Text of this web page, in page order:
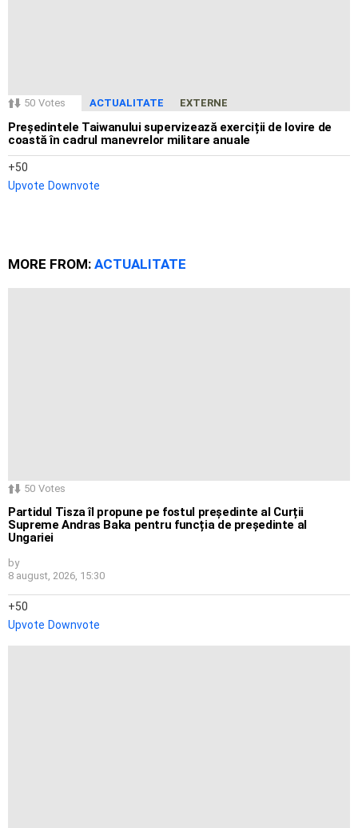
50 Votes ACTUALITATE EXTERNE
Președintele Taiwanului supervizează exerciții de lovire de
coastă în cadrul manevrelor militare anuale
50
Upvote Downvote
MORE FROM: ACTUALITATE
50 Votes
Partidul Tisza îl propune pe fostul președinte al Curții
Supreme Andras Baka pentru funcția de președinte al
Ungariei
by
8 august, 2026, 15:30
50
Upvote Downvote